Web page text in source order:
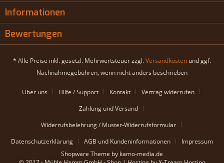
Informationen
Bewertungen
* Alle Preise inkl. gesetzl. Mehrwertsteuer zzgl.Versandkosten und ggf.
Nachnahmegebühren, wenn nicht anders beschrieben
Über uns Hilfe / Support Kontakt
Vertrag widerrufen
Zahlung und Versand
Widerrufsbelehrung / Muster-Widerrufsformular
Datenschutzerklärung
AGB und Kundeninformationen
Impressum
Shopware Theme by kamo-media.de